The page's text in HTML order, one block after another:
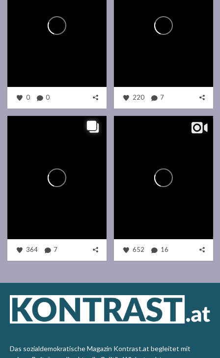
0 0 220 7
364 7 652 16
Das sozialdemokratische Magazin Kontrast.at begleitet mit